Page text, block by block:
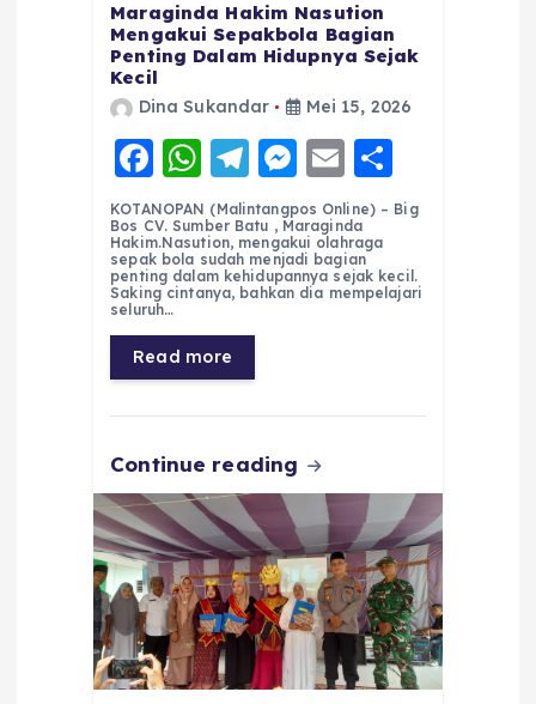
Maraginda Hakim Nasution
Mengakui Sepakbola Bagian
Penting Dalam Hidupnya Sejak
Kecil
Dina Sukandar Mei 15, 2026
F
a
c
e
b
o
o
k
W
h
a
ts
A
p
p
T
el
e
g
r
a
m
M
e
ss
e
n
E
m
ai
l
h
re
KOTANOPAN (Malintangpos Online) – Big
Bos CV. Sumber Batu , Maraginda
Hakim.Nasution, mengakui olahraga
sepak bola sudah menjadi bagian
penting dalam kehidupannya sejak kecil.
Saking cintanya, bahkan dia mempelajari
seluruh…
Read more
Continue reading